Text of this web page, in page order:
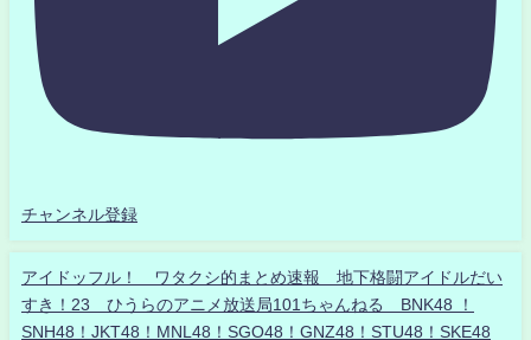
チャンネル登録
アイドッフル！ ワタクシ的まとめ速報 地下格闘アイドルだい
すき！23 ひうらのアニメ放送局101ちゃんねる BNK48 ！
SNH48！JKT48！MNL48！SGO48！GNZ48！STU48！SKE48